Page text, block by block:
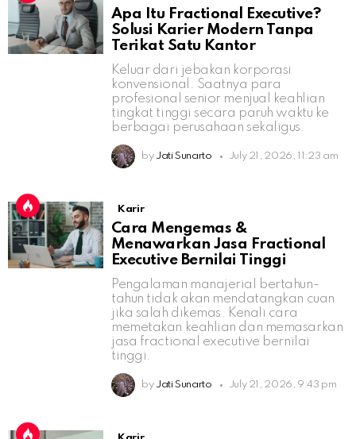
Apa Itu Fractional Executive?
Solusi Karier Modern Tanpa
Terikat Satu Kantor
Keluar dari jebakan korporasi
konvensional. Saatnya para
profesional senior menjual keahlian
tingkat tinggi secara paruh waktu ke
berbagai perusahaan sekaligus.
by Jati Sunarto July 21, 2026, 11:23 am
Karir
Cara Mengemas &
Menawarkan Jasa Fractional
Executive Bernilai Tinggi
Pengalaman manajerial bertahun-
tahun tidak akan mendatangkan cuan
jika salah dikemas. Kenali cara
memetakan keahlian dan memasarkan
jasa fractional executive bernilai
tinggi.
by Jati Sunarto July 21, 2026, 9:43 pm